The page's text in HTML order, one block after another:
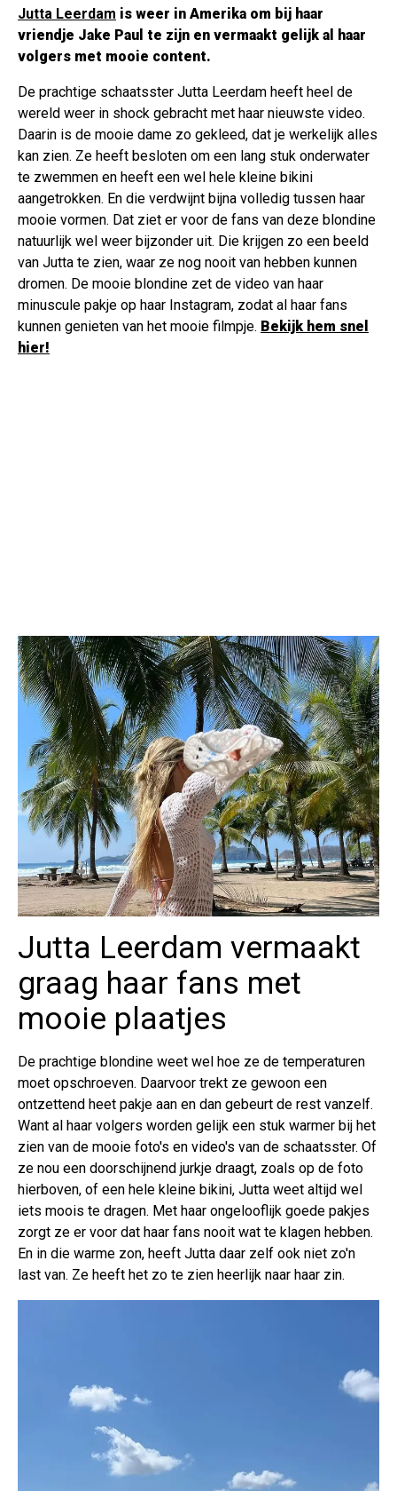
Jutta Leerdam is weer in Amerika om bij haar
vriendje Jake Paul te zijn en vermaakt gelijk al haar
volgers met mooie content.
De prachtige schaatsster Jutta Leerdam heeft heel de
wereld weer in shock gebracht met haar nieuwste video.
Daarin is de mooie dame zo gekleed, dat je werkelijk alles
kan zien. Ze heeft besloten om een lang stuk onderwater
te zwemmen en heeft een wel hele kleine bikini
aangetrokken. En die verdwijnt bijna volledig tussen haar
mooie vormen. Dat ziet er voor de fans van deze blondine
natuurlijk wel weer bijzonder uit. Die krijgen zo een beeld
van Jutta te zien, waar ze nog nooit van hebben kunnen
dromen. De mooie blondine zet de video van haar
minuscule pakje op haar Instagram, zodat al haar fans
kunnen genieten van het mooie filmpje. Bekijk hem snel
hier!
Jutta Leerdam vermaakt
graag haar fans met
mooie plaatjes
De prachtige blondine weet wel hoe ze de temperaturen
moet opschroeven. Daarvoor trekt ze gewoon een
ontzettend heet pakje aan en dan gebeurt de rest vanzelf.
Want al haar volgers worden gelijk een stuk warmer bij het
zien van de mooie foto's en video's van de schaatsster. Of
ze nou een doorschijnend jurkje draagt, zoals op de foto
hierboven, of een hele kleine bikini, Jutta weet altijd wel
iets moois te dragen. Met haar ongelooflijk goede pakjes
zorgt ze er voor dat haar fans nooit wat te klagen hebben.
En in die warme zon, heeft Jutta daar zelf ook niet zo'n
last van. Ze heeft het zo te zien heerlijk naar haar zin.